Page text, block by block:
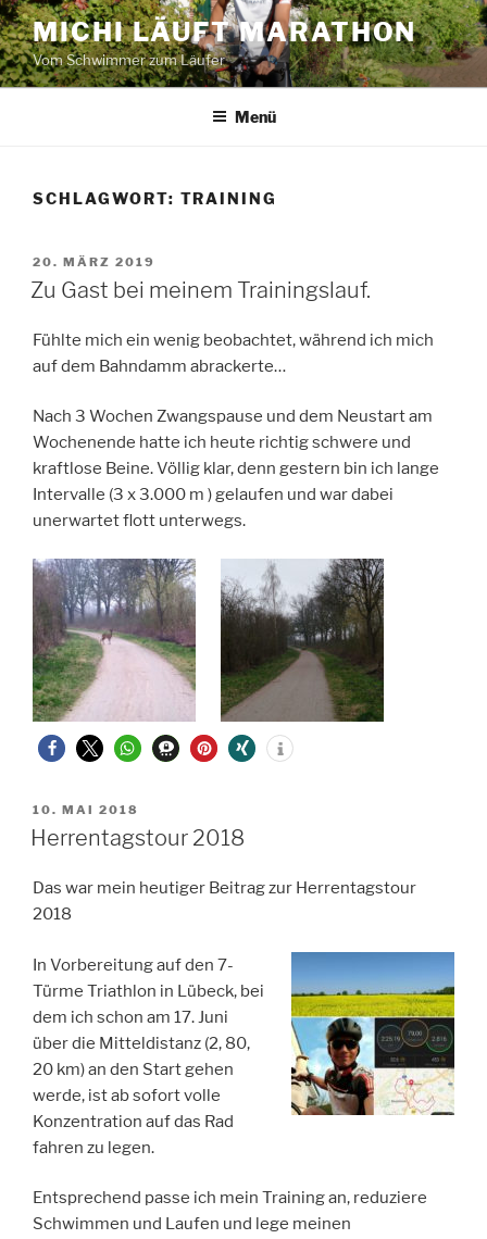
Zum
Inhalt
springen
MICHI LÄUFT MARATHON
Vom Schwimmer zum Läufer
Menü
SCHLAGWORT: TRAINING
VERÖFFENTLICHT
AM
20. MÄRZ 2019
Zu Gast bei meinem Trainingslauf.
Fühlte mich ein wenig beobachtet, während ich mich
auf dem Bahndamm abrackerte…
Nach 3 Wochen Zwangspause und dem Neustart am
Wochenende hatte ich heute richtig schwere und
kraftlose Beine. Völlig klar, denn gestern bin ich lange
Intervalle (3 x 3.000 m ) gelaufen und war dabei
unerwartet flott unterwegs.
VERÖFFENTLICHT
AM
10. MAI 2018
Herrentagstour 2018
Das war mein heutiger Beitrag zur Herrentagstour
2018
In Vorbereitung auf den 7-
Türme Triathlon in Lübeck, bei
dem ich schon am 17. Juni
über die Mitteldistanz (2, 80,
20 km) an den Start gehen
werde, ist ab sofort volle
Konzentration auf das Rad
fahren zu legen.
Entsprechend passe ich mein Training an, reduziere
Schwimmen und Laufen und lege meinen